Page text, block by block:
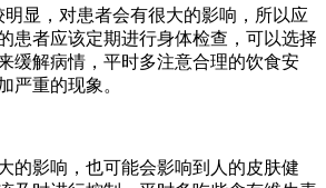
显，对患者会有很大的影响，所以应
患者应该定期进行身体检查，可以选择
缓解病情，平时多注意合理的饮食安
严重的现象。
的影响，也可能会影响到人的皮肤健